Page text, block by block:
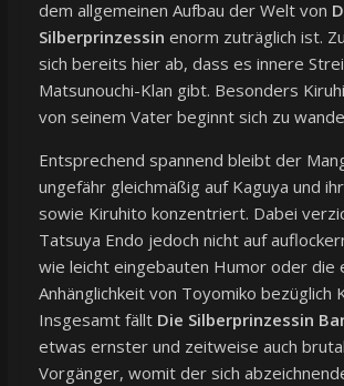
dem allgemeinen Aufbau der Welt von
Silberprinzessin enorm zuträglich ist.
sich bereits hier ab, dass es innere
Matsunouchi-Klan gibt. Besonders
von seinem Vater beginnt sich zu
Entsprechend spannend bleibt der
ungefähr gleichmäßig auf Kaguya und
sowie Kiruhito konzentriert. Dabei
Tatsuya Endo jedoch nicht auf
wie leicht eingebauten Humor oder die
Anhänglichkeit von Toyomiko bezüglich
Insgesamt fällt Die Silberprinzessin
etwas ernster und zeitweise auch
Vorgänger, womit der sich